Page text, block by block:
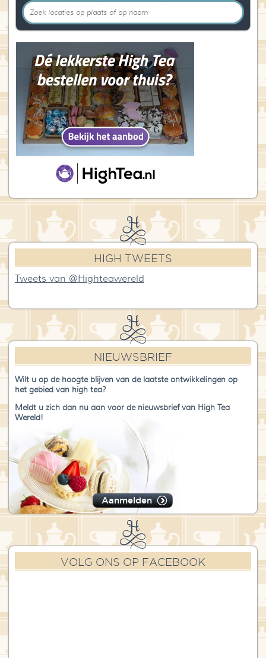
HIGH TWEETS
Tweets van @Highteawereld
NIEUWSBRIEF
Wilt u op de hoogte blijven van de laatste ontwikkelingen op
het gebied van high tea?
Meldt u zich dan nu aan voor de nieuwsbrief van High Tea
Wereld!
Aanmelden
VOLG ONS OP FACEBOOK